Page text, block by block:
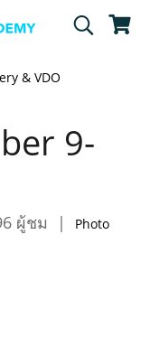
& VDO
9-
ผู้ชม |
Photo